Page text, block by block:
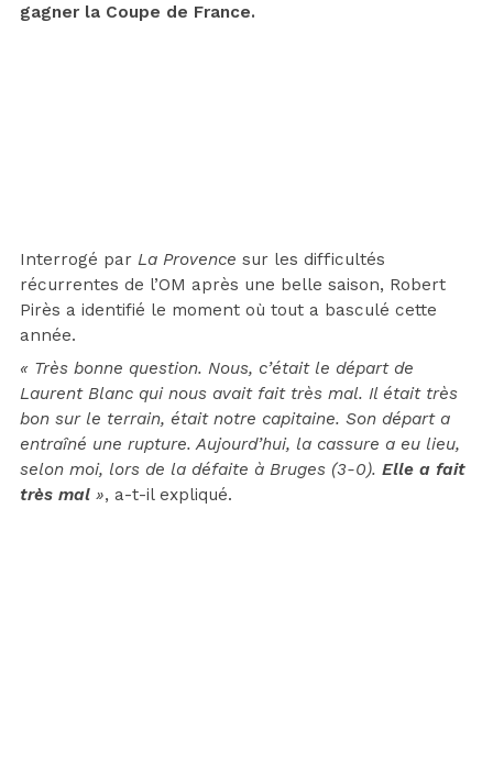
gagner la Coupe de France.
Interrogé par La Provence sur les difficultés
récurrentes de l’OM après une belle saison, Robert
Pirès a identifié le moment où tout a basculé cette
année.
« Très bonne question. Nous, c’était le départ de
Laurent Blanc qui nous avait fait très mal. Il était très
bon sur le terrain, était notre capitaine. Son départ a
entraîné une rupture. Aujourd’hui, la cassure a eu lieu,
selon moi, lors de la défaite à Bruges (3-0). Elle a fait
très mal », a-t-il expliqué.